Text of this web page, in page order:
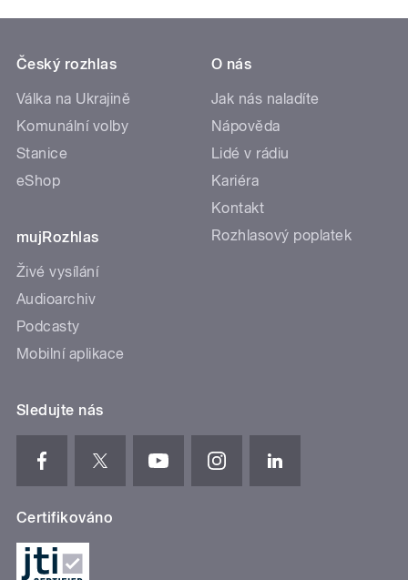
Český rozhlas
Válka na Ukrajině
Komunální volby
Stanice
eShop
mujRozhlas
Živé vysílání
Audioarchiv
Podcasty
Mobilní aplikace
O nás
Jak nás naladíte
Nápověda
Lidé v rádiu
Kariéra
Kontakt
Rozhlasový poplatek
Sledujte nás
Certifikováno